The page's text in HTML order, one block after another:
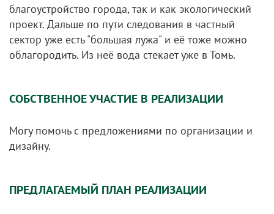
благоустройство города, так и как экологический
проект. Дальше по пути следования в частный
сектор уже есть "большая лужа" и её тоже можно
облагородить. Из неё вода стекает уже в Томь.
СОБСТВЕННОЕ УЧАСТИЕ В РЕАЛИЗАЦИИ
Могу помочь с предложениями по организации и
дизайну.
ПРЕДЛАГАЕМЫЙ ПЛАН РЕАЛИЗАЦИИ